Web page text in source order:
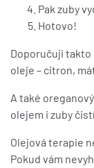
Pak zuby
Hotovo!
Doporučuji takto
oleje – citron,
A také
olejem i zuby
Olejová terapie
Pokud vám